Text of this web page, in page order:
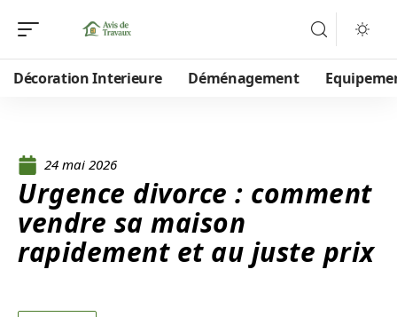
Décoration Interieure Déménagement
24 mai 2026
Urgence divorce : comment
vendre sa maison
rapidement et au juste prix